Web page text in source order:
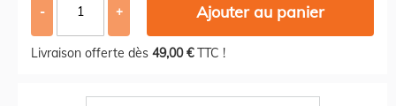
- + Ajouter au panier
Livraison offerte dès 49,00 €TTC !